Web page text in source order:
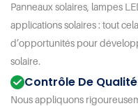
Panneaux solaires, lampes
applications solaires : tout
d’opportunités pour
solaire.
Contrôle De
Nous appliquons